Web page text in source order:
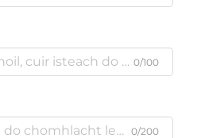
0/100
0/200